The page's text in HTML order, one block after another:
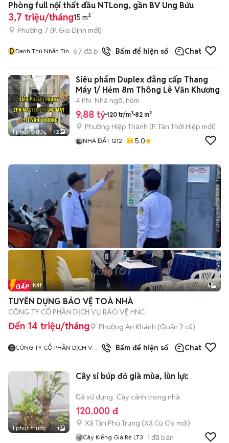
Phòng full nội thất đầu NTLong, gần BV Ung Bứu
3,7 triệu/tháng15 m²
Phường 7 (P. Gia Định mới)
DDanh Thù Nhắn Tin 67 đã bán Bấm để hiện số Chat
1 phút trước 12
Siêu phẩm Duplex đẳng cấp Thang
Máy 1/ Hẻm 8m Thông Lê Văn Khương
4 PN Nhà ngõ, hẻm
9,88 tỷ 120 tr/m² 82 m²
Phường Hiệp Thành (P. Tân Thới Hiệp mới)
NHÀ ĐẤT Q12 5.0
Tin nổi bật 5
TUYỂN DỤNG BẢO VỆ TOÀ NHÀ
CÔNG TY CỔ PHẦN DỊCH VỤ BẢO VỆ HNC
Đến 14 triệu/tháng Phường An Khánh (Quận 2 cũ)
CÔNG TY CỔ PHẦN DỊCH VỤ
Bấm để hiện số Chat
1 phút trước 1
Cây si búp đỏ già mùa, lùn lực
Đã sử dụng Cây cảnh trong nhà
120.000 đ
Xã Tân Phú Trung (Xã Củ Chi mới)
Cây Kiểng Giá Rẻ LT3 1 đã bán